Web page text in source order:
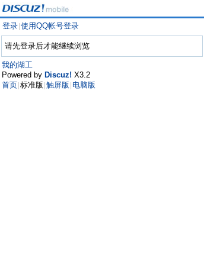
登录 使用QQ帐号登录
请先登录后才能继续浏览
我的湖工
Powered by Discuz! X3.2
首页 标准版 触屏版 电脑版